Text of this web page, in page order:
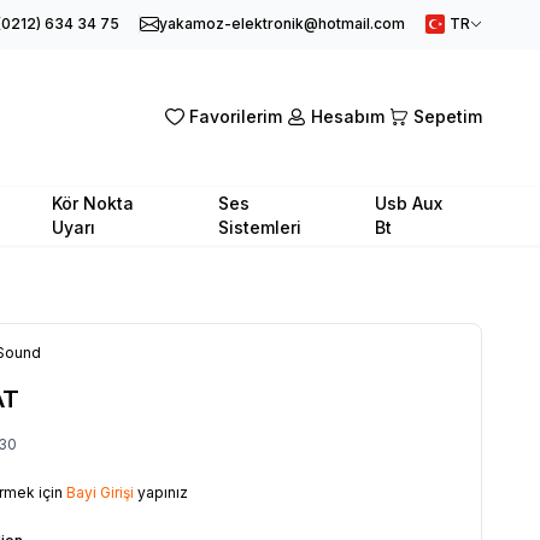
634 34 75 yakamoz-elektronik@hotmail.com TR
Favorilerim Hesabım Sepetim
Kör Nokta
Uyarı
Ses
Sistemleri
Usb Aux
Bt
için Bayi Girişi yapınız